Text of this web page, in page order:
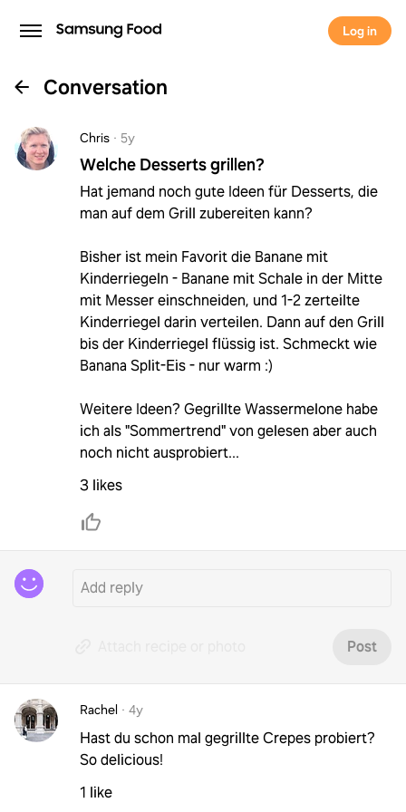
Log in
Conversation
Chris · 5y
Welche Desserts grillen?
Hat jemand noch gute Ideen für Desserts, die
man auf dem Grill zubereiten kann?
Bisher ist mein Favorit die Banane mit
Kinderriegeln - Banane mit Schale in der Mitte
mit Messer einschneiden, und 1-2 zerteilte
Kinderriegel darin verteilen. Dann auf den Grill
bis der Kinderriegel flüssig ist. Schmeckt wie
Banana Split-Eis - nur warm :)
Weitere Ideen? Gegrillte Wassermelone habe
ich als "Sommertrend" von gelesen aber auch
noch nicht ausprobiert...
3 likes
Post
Rachel · 4y
Hast du schon mal gegrillte Crepes probiert?
So delicious!
1 like